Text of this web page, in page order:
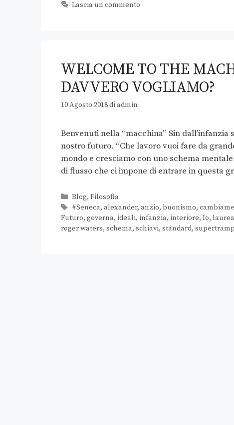
Lascia un commento
WELCOME TO THE
DAVVERO VOGLIAMO?
10 Agosto 2018diadmin
Benvenuti nella “macchina” Sin
nostro futuro. “Che lavoro vuoi fare da
mondo e cresciamo con uno schema
di flusso che ci impone di entrare in questa
Blog, Filosofia
#Seneca, alexander, anzio, buonismo,
Futuro, governa, ideali, infanzia, interiore, Io, laurea
roger waters, schema, schiavi, standard, supertramp